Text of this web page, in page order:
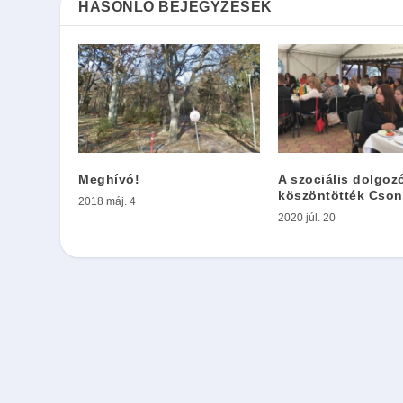
HASONLÓ BEJEGYZÉSEK
Meghívó!
2018 máj. 4
A szociális
köszöntötték
2020 júl. 20